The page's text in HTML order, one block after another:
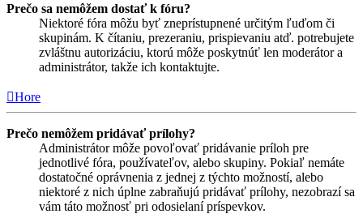
Prečo sa nemôžem dostať k fóru?
Niektoré fóra môžu byť zneprístupnené určitým ľuďom či
skupinám. K čítaniu, prezeraniu, prispievaniu atď. potrebujete
zvláštnu autorizáciu, ktorú môže poskytnúť len moderátor a
administrátor, takže ich kontaktujte.
Hore
Prečo nemôžem pridávať prílohy?
Administrátor môže povoľovať pridávanie príloh pre
jednotlivé fóra, používateľov, alebo skupiny. Pokiaľ nemáte
dostatočné oprávnenia z jednej z týchto možností, alebo
niektoré z nich úplne zabraňujú pridávať prílohy, nezobrazí sa
vám táto možnosť pri odosielaní príspevkov.